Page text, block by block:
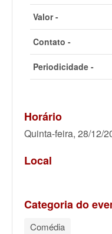
Valor -
Contato -
Periodicidade -
Horário
Quinta-feira, 28/12/
Local
Categoria do
Comédia